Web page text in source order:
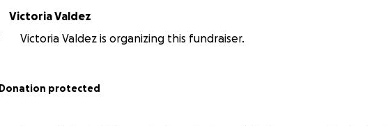
Victoria Valdez
Victoria Valdez is organizing this fundraiser.
Donation protected